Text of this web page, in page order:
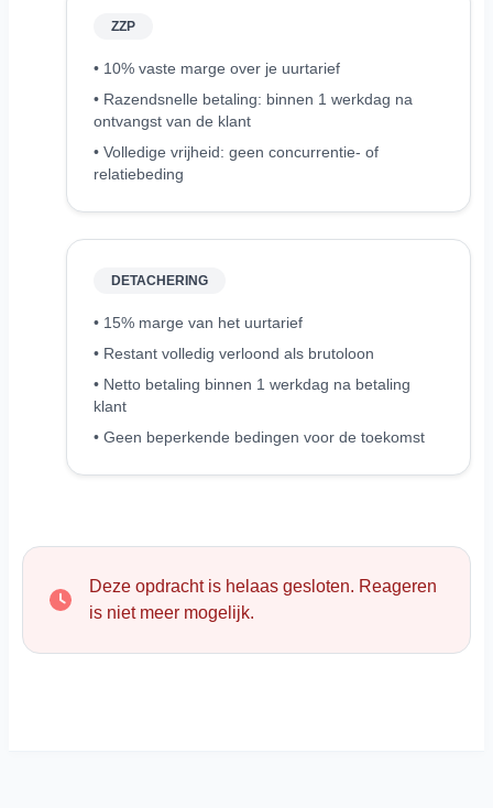
ZZP
• 10% vaste marge over je uurtarief
• Razendsnelle betaling: binnen 1 werkdag na
ontvangst van de klant
• Volledige vrijheid: geen concurrentie- of
relatiebeding
DETACHERING
• 15% marge van het uurtarief
• Restant volledig verloond als brutoloon
• Netto betaling binnen 1 werkdag na betaling
klant
• Geen beperkende bedingen voor de toekomst
Deze opdracht is helaas gesloten. Reageren
is niet meer mogelijk.